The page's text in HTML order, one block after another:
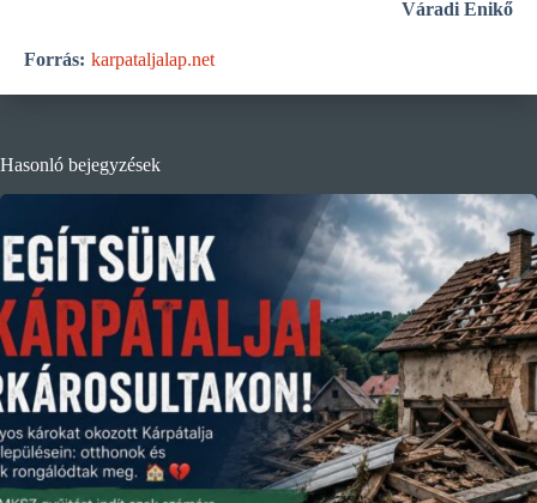
Váradi Enikő
Forrás: karpataljalap.net
Hasonló bejegyzések